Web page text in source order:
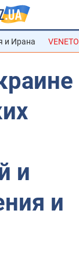
и Ирана VENETO
и
и